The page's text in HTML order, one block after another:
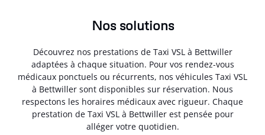
Nos solutions
Découvrez nos prestations de Taxi VSL à Bettwiller
adaptées à chaque situation. Pour vos rendez-vous
médicaux ponctuels ou récurrents, nos véhicules Taxi VSL
à Bettwiller sont disponibles sur réservation. Nous
respectons les horaires médicaux avec rigueur. Chaque
prestation de Taxi VSL à Bettwiller est pensée pour
alléger votre quotidien.